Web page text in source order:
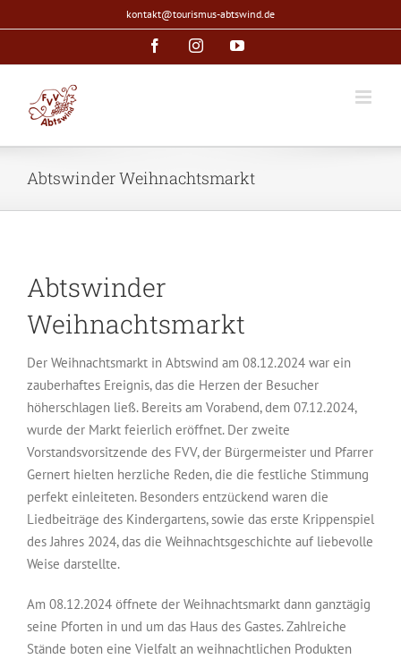
Inhalt
kontakt@tourismus-abtswind.de
FacebookInstagramYouTube
Abtswinder Weihnachtsmarkt
Abtswinder
Weihnachtsmarkt
Der Weihnachtsmarkt in Abtswind am 08.12.2024 war ein
zauberhaftes Ereignis, das die Herzen der Besucher
höherschlagen ließ. Bereits am Vorabend, dem 07.12.2024,
wurde der Markt feierlich eröffnet. Der zweite
Vorstandsvorsitzende des FVV, der Bürgermeister und Pfarrer
Gernert hielten herzliche Reden, die die festliche Stimmung
perfekt einleiteten. Besonders entzückend waren die
Liedbeiträge des Kindergartens, sowie das erste Krippenspiel
des Jahres 2024, das die Weihnachtsgeschichte auf liebevolle
Weise darstellte.
Am 08.12.2024 öffnete der Weihnachtsmarkt dann ganztägig
seine Pforten in und um das Haus des Gastes. Zahlreiche
Stände boten eine Vielfalt an weihnachtlichen Produkten